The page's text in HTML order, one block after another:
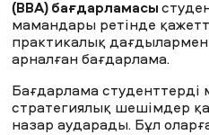
MNU тынысы
ЖАҢАЛЫҚТАР БАҚ БІЗ ТУРАЛЫ ЖҰМЫС
(BBA) бағдарламасы
мамандары ретінде
практикалық
арналған бағдарлама.
Бағдарлама студенттерді
стратегиялық шешімдер
назар аударады. Бұл